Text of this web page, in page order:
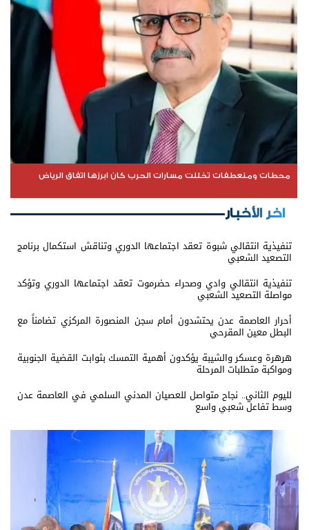
محطات ومنعطفات تخللت مسارات الحرب كان ابرزها اتفاق الرياض
اخر الأخبار
تنفيذية انتقالي شبوة تعقد اجتماعها الدوري وتناقش استكمال برنامج
التصعيد الشعبي
تنفيذية انتقالي وادي وصحراء حضرموت تعقد اجتماعها الدوري وتؤكد
مواصلة التصعيد الشعبي
أحرار العاصمة عدن يحتشدون أمام سجن المنصورة المركزي تضامناً مع
البطل معين المقرحي
هرهرة وعسكر والشيبة يؤكدون أهمية التمسك بثوابت القضية الجنوبية
ومواكبة متطلبات المرحلة
لليوم الثاني.. نجاح متواصل للعصيان المدني السلمي في العاصمة عدن
وسط تفاعل شعبي واسع